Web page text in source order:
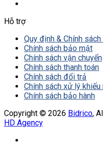
Hỗ trợ
Quy định & Chính sách
Chính sách bảo mật
Chính sách vận chuyển
Chính sách thanh toán
Chính sách đổi trả
Chính sách xử lý khiếu
Chính sách bảo hành
Copyright © 2026 Bidrico,
HD Agency